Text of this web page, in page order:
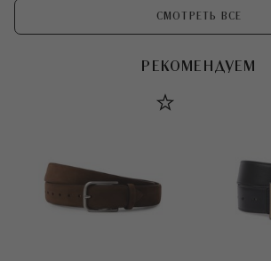
СМОТРЕТЬ ВСЕ
РЕКОМЕНДУЕМ